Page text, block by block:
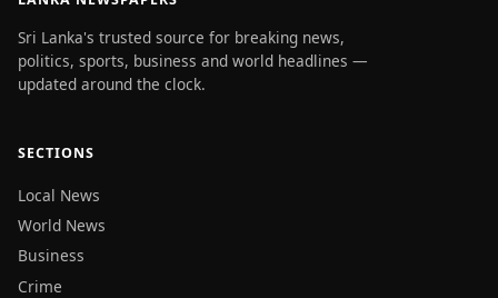
Sri Lanka's trusted source for breaking news,
politics, sports, business and world headlines —
updated around the clock.
SECTIONS
Local News
World News
Business
Crime